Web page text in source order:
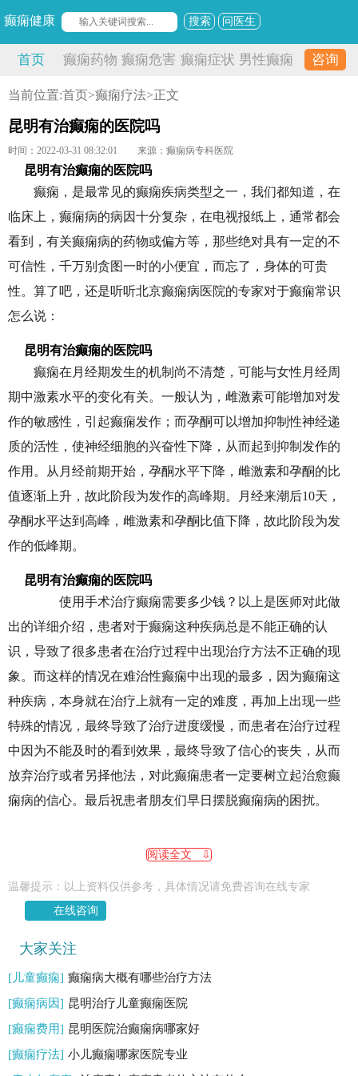
癫痫健康 搜索 问医生
首页 癫痫药物 癫痫危害 癫痫症状 男性癫痫 咨询
当前位置:首页>癫痫疗法>正文
昆明有治癫痫的医院吗
时间：2022-03-31 08:32:01 来源：癫痫病专科医院
昆明有治癫痫的医院吗
癫痫，是最常见的癫痫疾病类型之一，我们都知道，在
临床上，癫痫病的病因十分复杂，在电视报纸上，通常都会
看到，有关癫痫病的药物或偏方等，那些绝对具有一定的不
可信性，千万别贪图一时的小便宜，而忘了，身体的可贵
性。算了吧，还是听听北京癫痫病医院的专家对于癫痫常识
怎么说：
昆明有治癫痫的医院吗
癫痫在月经期发生的机制尚不清楚，可能与女性月经周
期中激素水平的变化有关。一般认为，雌激素可能增加对发
作的敏感性，引起癫痫发作；而孕酮可以增加抑制性神经递
质的活性，使神经细胞的兴奋性下降，从而起到抑制发作的
作用。从月经前期开始，孕酮水平下降，雌激素和孕酮的比
值逐渐上升，故此阶段为发作的高峰期。月经来潮后10天，
孕酮水平达到高峰，雌激素和孕酮比值下降，故此阶段为发
作的低峰期。
昆明有治癫痫的医院吗
使用手术治疗癫痫需要多少钱？以上是医师对此做
出的详细介绍，患者对于癫痫这种疾病总是不能正确的认
识，导致了很多患者在治疗过程中出现治疗方法不正确的现
象。而这样的情况在难治性癫痫中出现的最多，因为癫痫这
种疾病，本身就在治疗上就有一定的难度，再加上出现一些
特殊的情况，最终导致了治疗进度缓慢，而患者在治疗过程
中因为不能及时的看到效果，最终导致了信心的丧失，从而
放弃治疗或者另择他法，对此癫痫患者一定要树立起治愈癫
痫病的信心。最后祝患者朋友们早日摆脱癫痫病的困扰。
阅读全文 ⇩
温馨提示：以上资料仅供参考，具体情况请免费咨询在线专家
在线咨询
大家关注
[儿童癫痫] 癫痫病大概有哪些治疗方法
[癫痫病因] 昆明治疗儿童癫痫医院
[癫痫费用] 昆明医院治癫痫病哪家好
[癫痫疗法] 小儿癫痫哪家医院专业